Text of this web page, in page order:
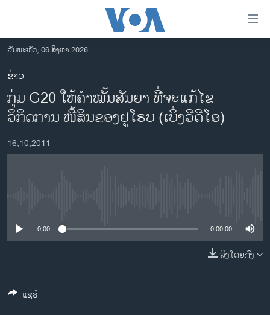
ເຂົ້າ
ຫາ
ຂ້າມ
ຂ້າມ
ຂ້າມ
ໄປ
ຫາ
ຊອກ
ລາວ
ອາເມຣິກາ
ການເລືອກຕັ້ງ ປະທານາທີບໍດີ ສະຫະລັດ 2024
ຂ່າວ​ຈີນ
ຊີວິດຊາວລາວ
ທຸລະກິດ
ວັນພະຫັດ, 06 ສິງຫາ 2026
ຂ່າວ
ກຸ່ມ G20 ໃຫ້ຄໍາໝັ້ນສັນຍາ ທີ່ຈະແກ້ໄຂ
ວິກິດການ ໜີ້ສິນຂອງຢູໂຣບ (ເບິ່ງວີດີໂອ)
16,10,2011
0:00 0:00:00
ລິງໂດຍກົງ
ແຊຣ໌